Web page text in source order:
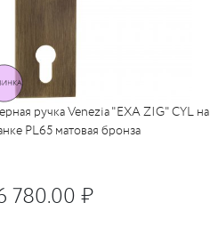
ручка Venezia "EXA ZIG" CYL на
PL65 матовая бронза
780.00 ₽